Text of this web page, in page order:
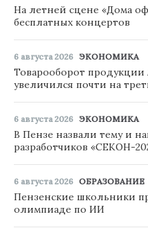
На летней сцене «Дома
бесплатных концертов
6 августа 2026 ЭКОНОМИКА
Товарооборот
увеличился почти на
6 августа 2026 ЭКОНОМИКА
В Пензе назвали тему и
разработчиков «СЕКОН-
6 августа 2026 ОБРАЗОВАНИЕ
Пензенские школьники
олимпиаде по ИИ